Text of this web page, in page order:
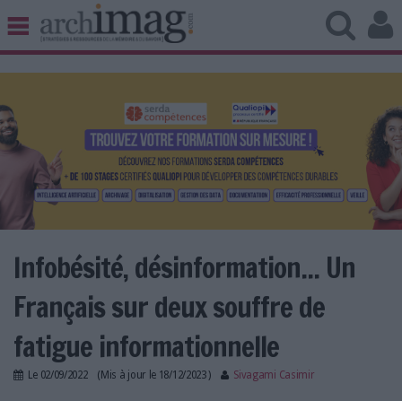
BIBLIOTHÈQUE ÉDITION
UNIVERS DATA
TRAVAIL COLLABORATIF
VIE NUMÉRIQUE
NUMÉRIQUE RESPONSABLE
LES DOSSIERS
LES NEWSLETTERS
LE MAGAZINE
Infobésité, désinformation... Un
Français sur deux souffre de
fatigue informationnelle
Le 02/09/2022 (Mis à jour le 18/12/2023) Sivagami Casimir